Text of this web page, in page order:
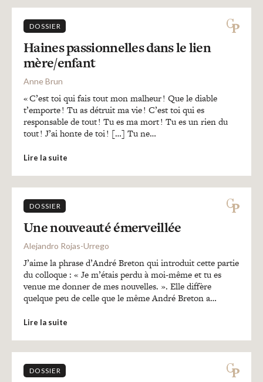
DOSSIER
Haines passionnelles dans le lien
mère/enfant
Anne Brun
« C’est toi qui fais tout mon malheur ! Que le diable
t’emporte ! Tu as détruit ma vie ! C’est toi qui es
responsable de tout ! Tu es ma mort ! Tu es un rien du
tout ! J’ai honte de toi ! […] Tu ne…
Lire la suite
DOSSIER
Une nouveauté émerveillée
Alejandro Rojas-Urrego
J’aime la phrase d’André Breton qui introduit cette partie
du colloque : « Je m’étais perdu à moi-même et tu es
venue me donner de mes nouvelles. ». Elle diffère
quelque peu de celle que le même André Breton a…
Lire la suite
DOSSIER